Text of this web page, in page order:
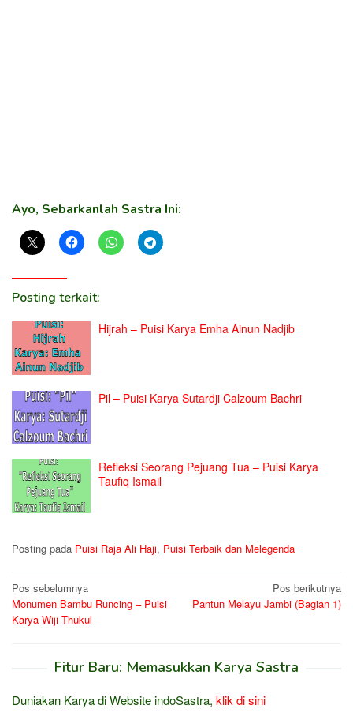
Ayo, Sebarkanlah Sastra Ini:
Posting terkait:
Hijrah – Puisi Karya Emha Ainun Nadjib
Pil – Puisi Karya Sutardji Calzoum Bachri
Refleksi Seorang Pejuang Tua – Puisi Karya
Taufiq Ismail
Posting pada Puisi Raja Ali Haji, Puisi Terbaik dan Melegenda
Navigasi
pos
Pos sebelumnya
Monumen Bambu Runcing – Puisi
Karya Wiji Thukul
Pos berikutnya
Pantun Melayu Jambi (Bagian 1)
Fitur Baru: Memasukkan Karya Sastra
Duniakan Karya di Website indoSastra, klik di sini